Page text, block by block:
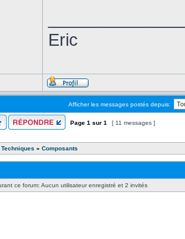
Eric
Afficher les messages postés depuis:
Page 1 sur 1 [ 11 messages ]
Techniques » Composants
ce forum: Aucun utilisateur enregistré et 2 invités